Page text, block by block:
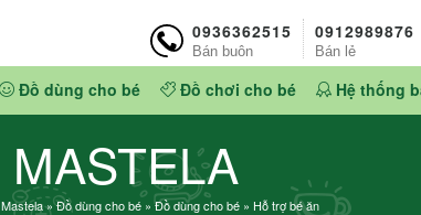
0936362515
Bán buôn
0912989876
Bán lẻ
Đồ dùng cho bé Đồ chơi cho bé Hệ thống
MASTELA
Mastela»Đồ dùng cho bé»Đồ dùng cho bé» Hỗ trợ bé ăn